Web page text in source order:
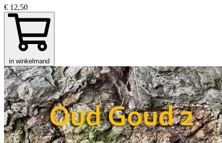
€ 12,50
in winkelmand